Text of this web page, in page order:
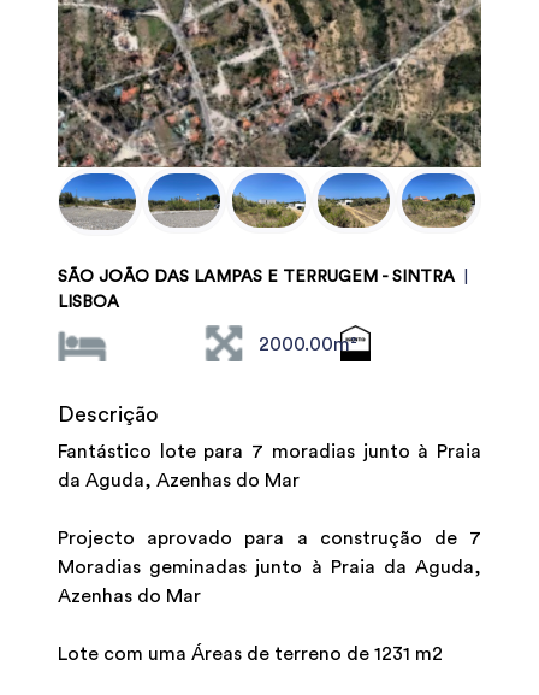
SÃO JOÃO DAS LAMPAS E TERRUGEM - SINTRA
LISBOA
2000.00m²
Descrição
Fantástico lote para 7 moradias junto à Praia
da Aguda, Azenhas do Mar
Projecto aprovado para a construção de 7
Moradias geminadas junto à Praia da Aguda,
Azenhas do Mar
Lote com uma Áreas de terreno de 1231 m2